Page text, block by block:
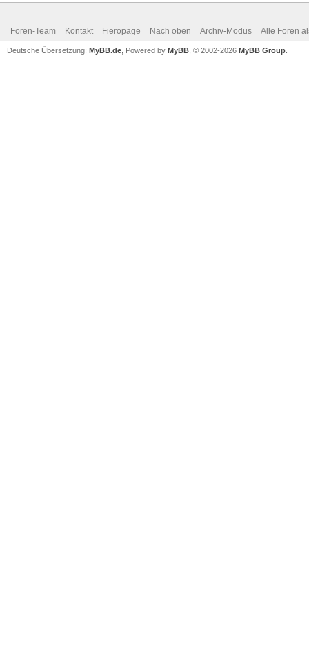
Foren-Team Kontakt Fieropage Nach oben Archiv-Modus Alle Foren
Deutsche Übersetzung: MyBB.de , Powered by MyBB , © 2002-2026 MyBB Group